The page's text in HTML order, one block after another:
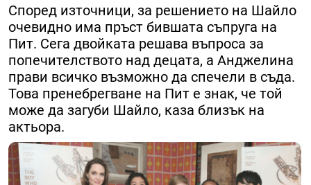
Според източници, за решението на Шайло
очевидно има пръст бившата съпруга на
Пит. Сега двойката решава въпроса за
попечителството над децата, а Анджелина
прави всичко възможно да спечели в съда.
Това пренебрегване на Пит е знак, че той
може да загуби Шайло, каза близък на
актьора.